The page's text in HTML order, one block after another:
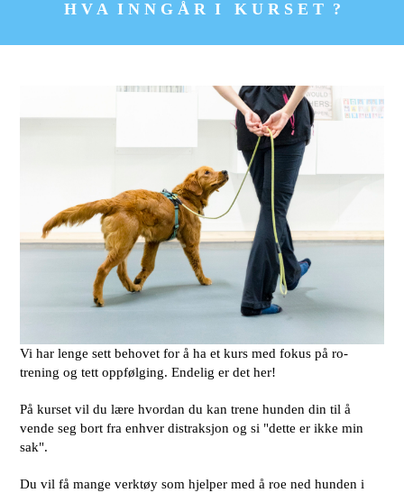
H V A I N N G Å R I K U R S E T ?
Vi har lenge sett behovet for å ha et kurs med fokus på ro-
trening og tett oppfølging. Endelig er det her!
På kurset vil du lære hvordan du kan trene hunden din til å
vende seg bort fra enhver distraksjon og si "dette er ikke min
sak".
Du vil få mange verktøy som hjelper med å roe ned hunden i